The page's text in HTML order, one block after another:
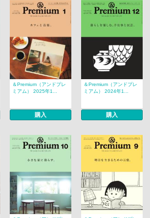
＆Premium（アンドプレ
ミアム） 2025年1...
購入
＆Premium（アンドプレ
ミアム） 2024年1...
購入